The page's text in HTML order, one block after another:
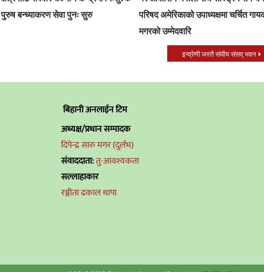
पुरुष बन्ध्याकरण सेवा पुनः सुरु
परिषद अमेरिकाको उपाध्यक्षमा चर्चित
मगरको उम्मेदवारि
इन्द्रेणी जस्तै संघीय संसद् भवन
बिहानी अनलाईन टिम
अध्यक्ष/प्रधान सम्पादक
दिपेन्द्र सारु मगर (दुर्लभ)
संवाददाता:तु-आवश्यकता
सल्लाहाकार
रञ्जीता ढकाल थापा